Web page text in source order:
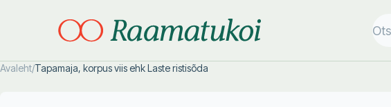
Avaleht/Tapamaja, korpus viis ehk Laste ristisõda